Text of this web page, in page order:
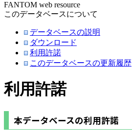
FANTOM web resource
このデータベースについて
データベースの説明
ダウンロード
利用許諾
このデータベースの更新履歴
利用許諾
本データベースの利用許諾